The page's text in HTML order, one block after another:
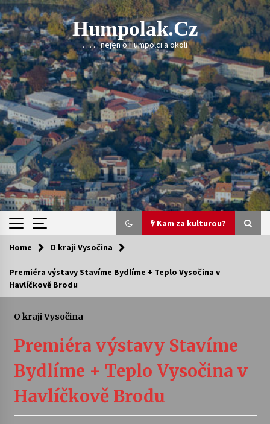
Skip
to
content
Humpolak.cz
. . . . . nejen o Humpolci a okolí
Kam za kulturou?
Kam za kulturou?
Vernisáž výstavy Josefíny Duškové: Stávám se
30. 7. 2026
Veselí muzikanti
30. 7. 2026
Home O kraji Vysočina
Premiéra výstavy Stavíme Bydlíme + Teplo Vysočina v
Havlíčkově Brodu
O kraji Vysočina
Premiéra výstavy Stavíme
Bydlíme + Teplo Vysočina v
Havlíčkově Brodu